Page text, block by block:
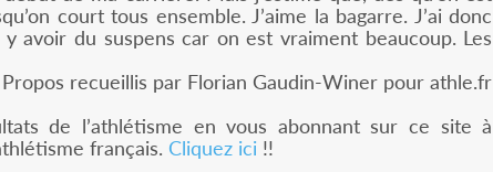
court tous ensemble. J’aime la bagarre. J’ai donc
avoir du suspens car on est vraiment beaucoup. Les
Propos recueillis par Florian Gaudin-Winer pour athle.fr
de l’athlétisme en vous abonnant sur ce site à
français. Cliquez ici !!